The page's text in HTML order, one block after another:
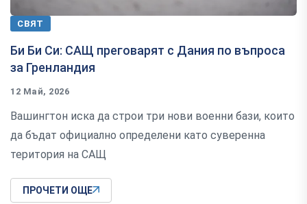
СВЯТ
Би Би Си: САЩ преговарят с Дания по въпроса
за Гренландия
12 Май, 2026
Вашингтон иска да строи три нови военни бази, които
да бъдат официално определени като суверенна
територия на САЩ
ПРОЧЕТИ ОЩЕ